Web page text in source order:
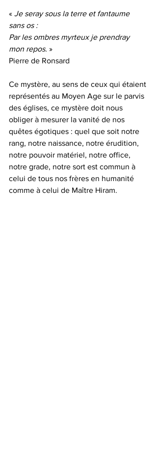
« Je seray sous la terre et fantaume
sans os :
Par les ombres myrteux je prendray
mon repos. »
Pierre de Ronsard
Ce mystère, au sens de ceux qui étaient
représentés au Moyen Age sur le parvis
des églises, ce mystère doit nous
obliger à mesurer la vanité de nos
quêtes égotiques : quel que soit notre
rang, notre naissance, notre érudition,
notre pouvoir matériel, notre office,
notre grade, notre sort est commun à
celui de tous nos frères en humanité
comme à celui de Maître Hiram.